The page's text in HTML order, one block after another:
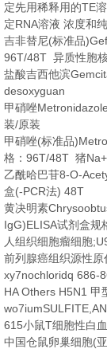
定先用稀释用的TE
定RNA溶液 浓度和纯
吉非替尼(标准品
96T/48T 异质性胞
盐酸吉西他滨
desoxyguan
甲硝唑Metronidazole
装/原装
甲硝唑(标准品
格： 96T/48T 猪
乙酰哈巴苷8-O-
盒(-PCR法) 48T
黄决明素
IgG)ELISA试剂盒规
人组织细胞瘤细胞
前列腺癌组织源性原
xy7nochloridq 686-
HA Others H5N1 甲
615小鼠T细胞性白
中国仓鼠卵巢细胞(